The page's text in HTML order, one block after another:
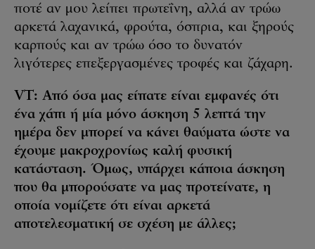
ποτέ αν μου λείπει πρωτεΐνη, αλλά αν τρώω
αρκετά λαχανικά, φρούτα, όσπρια, και ξηρούς
καρπούς και αν τρώω όσο το δυνατόν
λιγότερες επεξεργασμένες τροφές και ζάχαρη.
VT: Από όσα μας είπατε είναι εμφανές ότι
ένα χάπι ή μία μόνο άσκηση 5 λεπτά την
ημέρα δεν μπορεί να κάνει θαύματα ώστε να
έχουμε μακροχρονίως καλή φυσική
κατάσταση. Όμως, υπάρχει κάποια άσκηση
που θα μπορούσατε να μας προτείνατε, η
οποία νομίζετε ότι είναι αρκετά
αποτελεσματική σε σχέση με άλλες;